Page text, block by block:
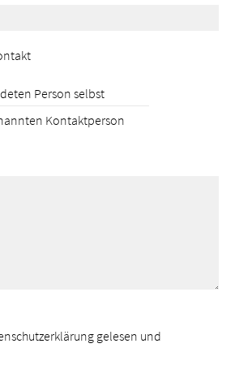
Person selbst
Kontaktperson
gelesen und